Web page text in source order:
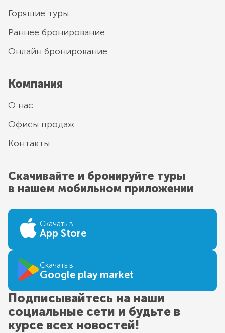
Горящие туры
Раннее бронирование
Онлайн бронирование
Компания
О нас
Офисы продаж
Контакты
Скачивайте и бронируйте туры
в нашем мобильном приложении
Скачать в
App Store
Скачать в
Google play market
Подписывайтесь на наши
социальные сети и будьте в
курсе всех новостей!